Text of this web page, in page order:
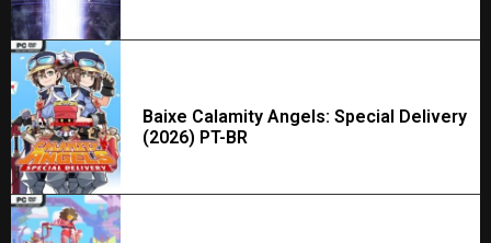
Baixe Calamity Angels: Special Delivery
(2026) PT-BR